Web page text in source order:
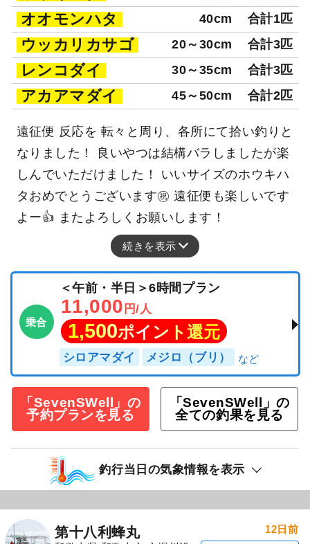
オオモンハタ 40cm 合計1匹
ウッカリカサゴ 20～30cm 合計3匹
レンコダイ 30～35cm 合計3匹
アカアマダイ 45～50cm 合計2匹
遠征便 反応を 転々と周り、各所にて拾い釣りと
なりました！ 良いやつは結構バラしましたが楽
しんでいただけました！ いいサイズのホウキハ
タおめでとうございます㊗️ 遠征便も楽しいです
よー👍️ またよろしくお願いします！
続きを表示
乗合
＜午前・半日＞6時間プラン
11,000 円/人
1,500ポイント還元
シロアマダイ メジロ（ブリ）
「SevenSWell」の
予約プランを見る
「SevenSWell」の
全ての釣果を見る
釣行当日の気象情報を表示
第十八利蜂丸 12日前